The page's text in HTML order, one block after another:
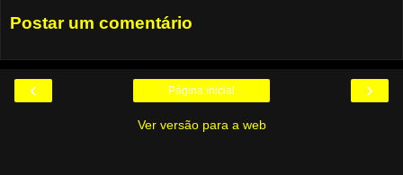
Postar um comentário
‹ ›
Página inicial
Ver versão para a web